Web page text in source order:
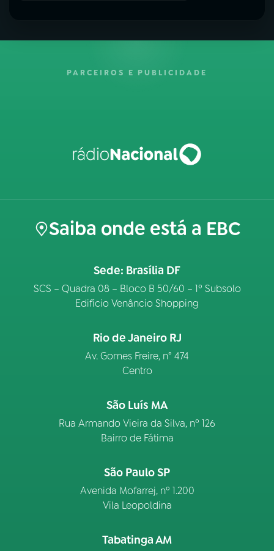
PARCEIROS E PUBLICIDADE
Saiba onde está a EBC
Sede: Brasília DF
SCS – Quadra 08 – Bloco B 50/60 – 1º Subsolo
Edifício Venâncio Shopping
Rio de Janeiro RJ
Av. Gomes Freire, n° 474
Centro
São Luís MA
Rua Armando Vieira da Silva, nº 126
Bairro de Fátima
São Paulo SP
Avenida Mofarrej, nº 1.200
Vila Leopoldina
Tabatinga AM